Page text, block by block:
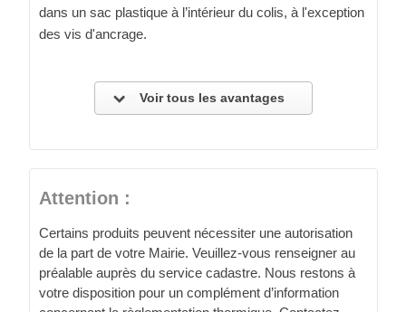
dans un sac plastique à l’intérieur du colis, à l'exception
des vis d'ancrage.
Voir tous les avantages
Attention :
Certains produits peuvent nécessiter une autorisation
de la part de votre Mairie. Veuillez-vous renseigner au
préalable auprès du service cadastre. Nous restons à
votre disposition pour un complément d’information